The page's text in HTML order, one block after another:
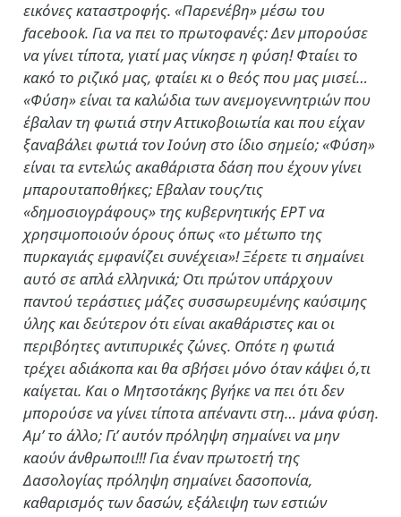
εικόνες καταστροφής. «Παρενέβη» μέσω του
facebook. Για να πει το πρωτοφανές: Δεν μπορούσε
να γίνει τίποτα, γιατί μας νίκησε η φύση! Φταίει το
κακό το ριζικό μας, φταίει κι ο θεός που μας μισεί…
«Φύση» είναι τα καλώδια των ανεμογεννητριών που
έβαλαν τη φωτιά στην Αττικοβοιωτία και που είχαν
ξαναβάλει φωτιά τον Ιούνη στο ίδιο σημείο; «Φύση»
είναι τα εντελώς ακαθάριστα δάση που έχουν γίνει
μπαρουταποθήκες; Εβαλαν τους/τις
«δημοσιογράφους» της κυβερνητικής ΕΡΤ να
χρησιμοποιούν όρους όπως «το μέτωπο της
πυρκαγιάς εμφανίζει συνέχεια»! Ξέρετε τι σημαίνει
αυτό σε απλά ελληνικά; Οτι πρώτον υπάρχουν
παντού τεράστιες μάζες συσσωρευμένης καύσιμης
ύλης και δεύτερον ότι είναι ακαθάριστες και οι
περιβόητες αντιπυρικές ζώνες. Οπότε η φωτιά
τρέχει αδιάκοπα και θα σβήσει μόνο όταν κάψει ό,τι
καίγεται. Και ο Μητσοτάκης βγήκε να πει ότι δεν
μπορούσε να γίνει τίποτα απέναντι στη… μάνα φύση.
Αμ’ το άλλο; Γι’ αυτόν πρόληψη σημαίνει να μην
καούν άνθρωποι!!! Για έναν πρωτοετή της
Δασολογίας πρόληψη σημαίνει δασοπονία,
καθαρισμός των δασών, εξάλειψη των εστιών